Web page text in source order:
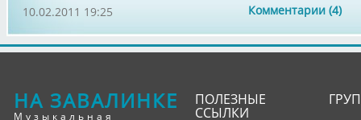
Комментарии (4)
10.02.2011 19:25
НА ЗАВАЛИНКЕ
Музыкальная
ПОЛЕЗНЫЕ
ССЫЛКИ